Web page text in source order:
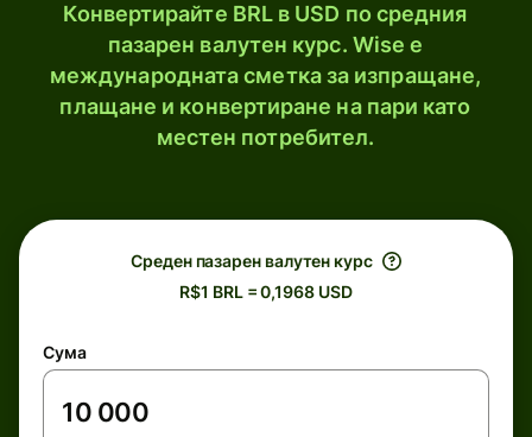
Конвертирайте BRL в USD по средния
пазарен валутен курс. Wise е
международната сметка за изпращане,
плащане и конвертиране на пари като
местен потребител.
Среден пазарен валутен курс
R$1 BRL = 0,1968 USD
Сума